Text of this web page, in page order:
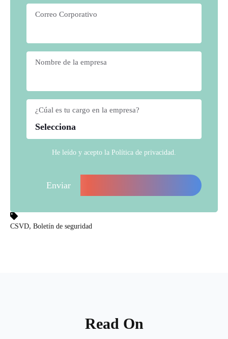
Correo Corporativo
Nombre de la empresa
¿Cúal es tu cargo en la empresa?
He leído y acepto la Política de privacidad
CSVD, Boletín de seguridad
Read On